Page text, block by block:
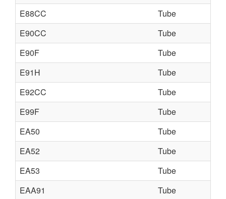
E88CC
Tube
E90CC
Tube
E90F
Tube
E91H
Tube
E92CC
Tube
E99F
Tube
EA50
Tube
EA52
Tube
EA53
Tube
EAA91
Tube